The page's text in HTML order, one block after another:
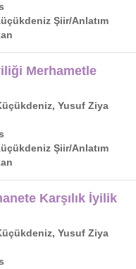
Şiir/Anlatım
Merhametle
Yusuf Ziya
Şiir/Anlatım
Karşılık İyilik
Yusuf Ziya